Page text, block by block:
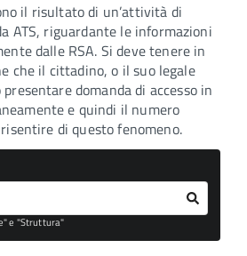
il risultato di un’attività di
ATS, riguardante le informazioni
dalle RSA. Si deve tenere in
che il cittadino, o il suo legale
domanda di accesso in
e quindi il numero
di questo fenomeno.
e "Struttura"